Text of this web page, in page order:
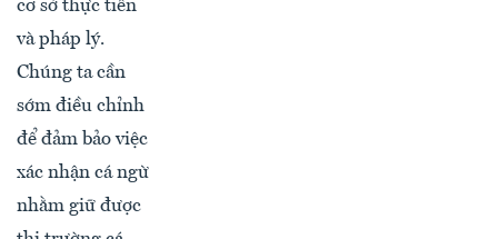
cơ sở thực tiễn
và pháp lý.
Chúng ta cần
sớm điều chỉnh
để đảm bảo việc
xác nhận cá ngừ
nhằm giữ được